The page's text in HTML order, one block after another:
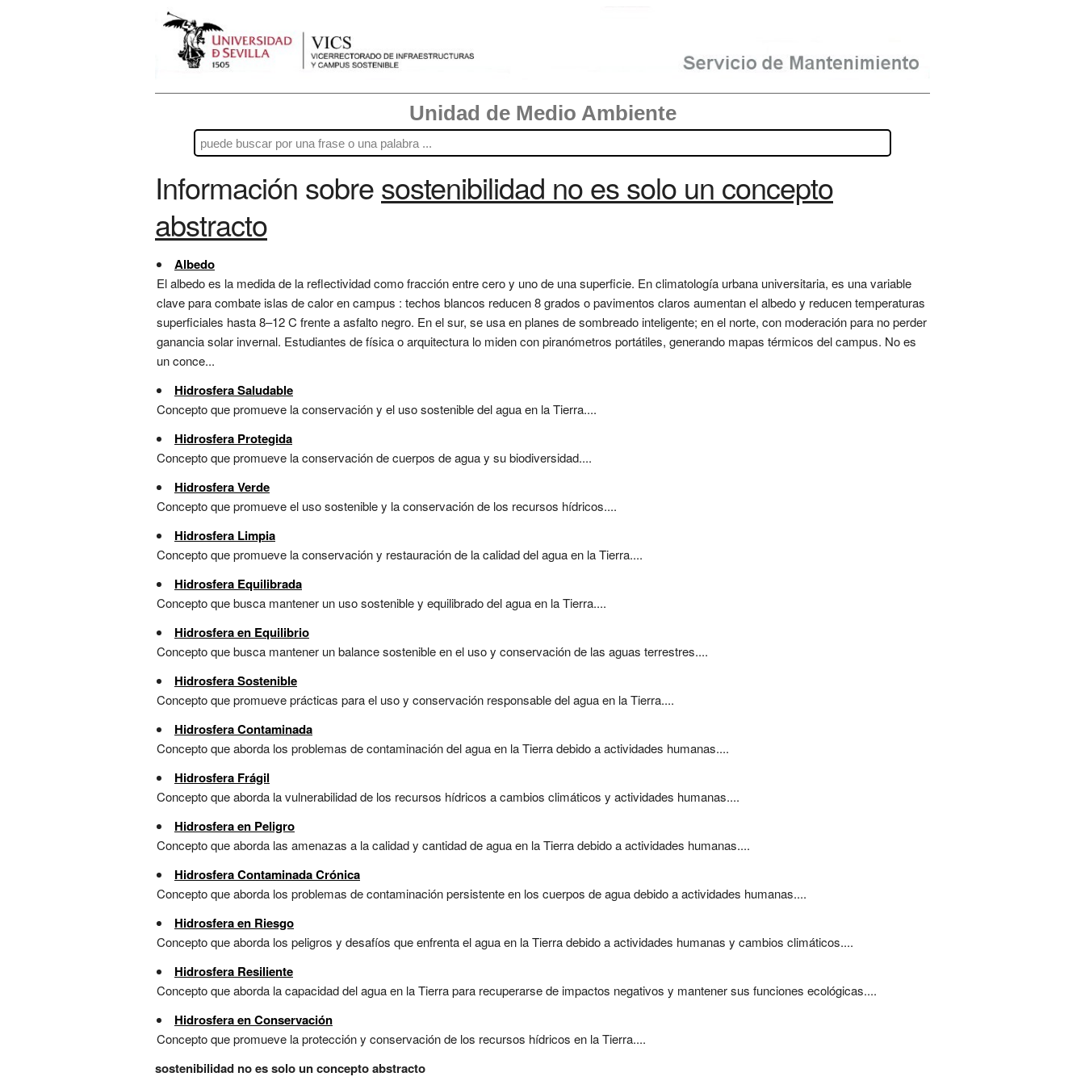
Unidad de Medio Ambiente
Información sobresostenibilidad no es solo un concepto
abstracto
Albedo
El albedo es la medida de la reflectividad como fracción entre cero y uno de una superficie. En climatología urbana universitaria, es una variable
clave para combate islas de calor en campus : techos blancos reducen 8 grados o pavimentos claros aumentan el albedo y reducen temperaturas
superficiales hasta 8–12 C frente a asfalto negro. En el sur, se usa en planes de sombreado inteligente; en el norte, con moderación para no perder
ganancia solar invernal. Estudiantes de física o arquitectura lo miden con piranómetros portátiles, generando mapas térmicos del campus. No es
un conce...
Hidrosfera Saludable
Concepto que promueve la conservación y el uso sostenible del agua en la Tierra....
Hidrosfera Protegida
Concepto que promueve la conservación de cuerpos de agua y su biodiversidad....
Hidrosfera Verde
Concepto que promueve el uso sostenible y la conservación de los recursos hídricos....
Hidrosfera Limpia
Concepto que promueve la conservación y restauración de la calidad del agua en la Tierra....
Hidrosfera Equilibrada
Concepto que busca mantener un uso sostenible y equilibrado del agua en la Tierra....
Hidrosfera en Equilibrio
Concepto que busca mantener un balance sostenible en el uso y conservación de las aguas terrestres....
Hidrosfera Sostenible
Concepto que promueve prácticas para el uso y conservación responsable del agua en la Tierra....
Hidrosfera Contaminada
Concepto que aborda los problemas de contaminación del agua en la Tierra debido a actividades humanas....
Hidrosfera Frágil
Concepto que aborda la vulnerabilidad de los recursos hídricos a cambios climáticos y actividades humanas....
Hidrosfera en Peligro
Concepto que aborda las amenazas a la calidad y cantidad de agua en la Tierra debido a actividades humanas....
Hidrosfera Contaminada Crónica
Concepto que aborda los problemas de contaminación persistente en los cuerpos de agua debido a actividades humanas....
Hidrosfera en Riesgo
Concepto que aborda los peligros y desafíos que enfrenta el agua en la Tierra debido a actividades humanas y cambios climáticos....
Hidrosfera Resiliente
Concepto que aborda la capacidad del agua en la Tierra para recuperarse de impactos negativos y mantener sus funciones ecológicas....
Hidrosfera en Conservación
Concepto que promueve la protección y conservación de los recursos hídricos en la Tierra....
sostenibilidad no es solo un concepto abstracto